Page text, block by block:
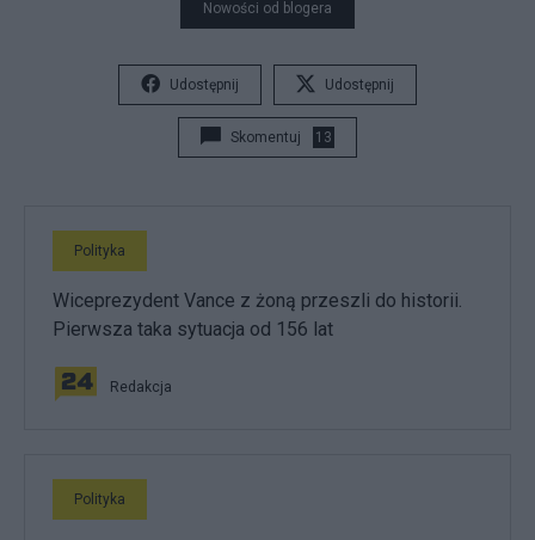
Nowości od blogera
Udostępnij Udostępnij
Skomentuj 13
Polityka
Wiceprezydent Vance z żoną przeszli do historii.
Pierwsza taka sytuacja od 156 lat
Redakcja
Polityka